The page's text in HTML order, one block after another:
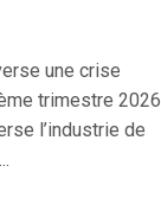
une crise
trimestre 2026
l’industrie de